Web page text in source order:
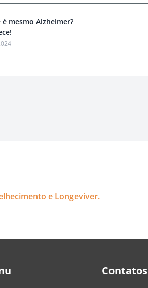
é mesmo Alzheimer?
e Longeviver.
Contatos